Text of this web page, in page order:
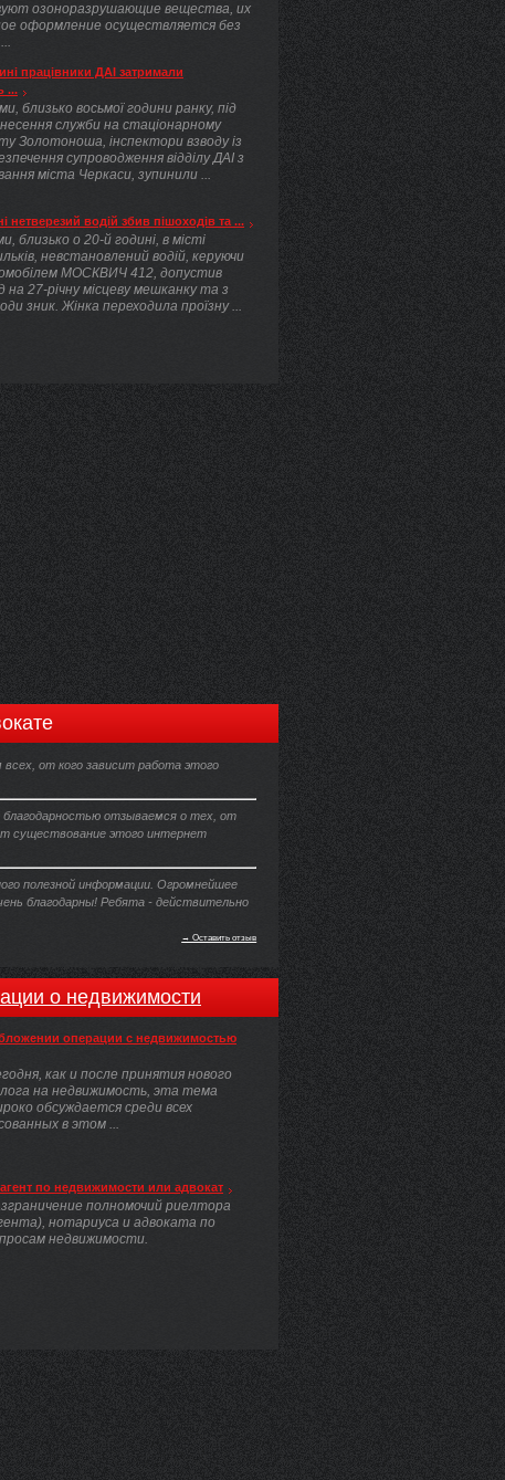
озоноразрушающие вещества, их
оформление осуществляется без
працівники ДАІ затримали
...
близько восьмої години ранку, під
несення служби на стаціонарному
Золотоноша, інспектори взводу із
супроводження відділу ДАІ з
міста Черкаси, зупинили ...
нетверезий водій збив пішоходів та ...
близько о 20-й годині, в місті
невстановлений водій, керуючи
МОСКВИЧ 412, допустив
на 27-річну місцеву мешканку та з
зник. Жінка переходила проїзну ...
всех, от кого зависит работа этого
благодарностью отзываемся о тех, от
существование этого интернет
полезной информации. Огромнейшее
благодарны! Ребята - действительно
→ Оставить отзыв
о недвижимости
операции с недвижимостью
как и после принятия нового
на недвижимость, эта тема
обсуждается среди всех
в этом ...
по недвижимости или адвокат
полномочий риелтора
нотариуса и адвоката по
недвижимости.